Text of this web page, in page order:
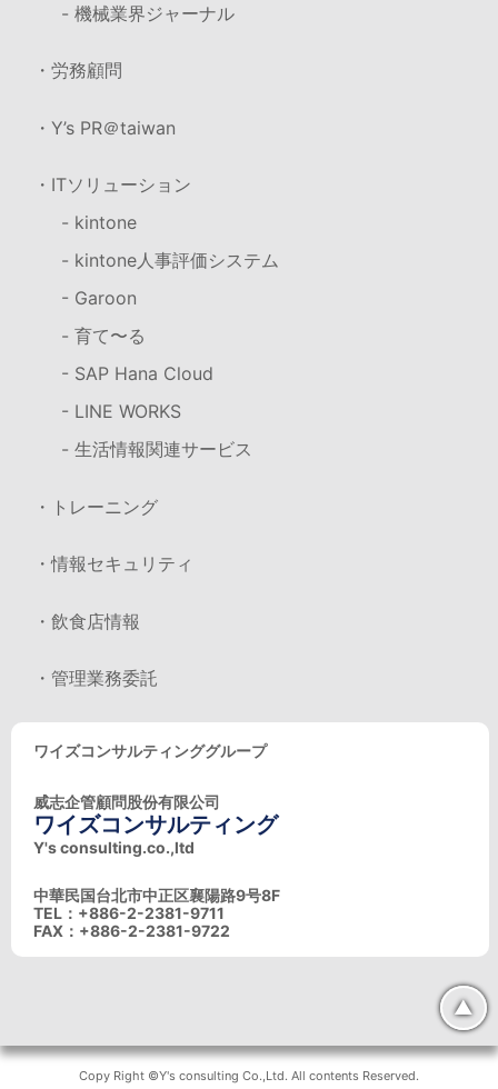
- 機械業界ジャーナル
・労務顧問
・Y’s PR＠taiwan
・ITソリューション
- kintone
- kintone人事評価システム
- Garoon
- 育て〜る
- SAP Hana Cloud
- LINE WORKS
- 生活情報関連サービス
・トレーニング
・情報セキュリティ
・飲食店情報
・管理業務委託
ワイズコンサルティンググループ
威志企管顧問股份有限公司
ワイズコンサルティング
Y's consulting.co.,ltd
中華民国台北市中正区襄陽路9号8F
TEL：+886-2-2381-9711
FAX：+886-2-2381-9722
▲
Copy Right ©Y's consulting Co.,Ltd. All contents Reserved.